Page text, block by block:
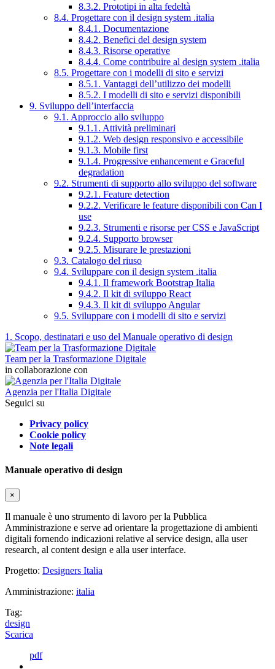
8.3.2. Prototipi in alta fedeltà
8.4. Progettare con il design system .italia
8.4.1. Documentazione
8.4.2. Benefici del design system
8.4.3. Risorse operative
8.4.4. Come contribuire al design system .italia
8.5. Progettare con i modelli di sito e servizi
8.5.1. Vantaggi dell’utilizzo dei modelli
8.5.2. I modelli di sito e servizi disponibili
9. Sviluppo dell’interfaccia
9.1. Approccio allo sviluppo
9.1.1. Attività preliminari
9.1.2. Web design responsivo e accessibile
9.1.3. Mobile first
9.1.4. Progressive enhancement e Graceful
degradation
9.2. Strumenti di supporto allo sviluppo del software
9.2.1. Feature detection
9.2.2. Verificare le feature disponibili con Can I
use
9.2.3. Strumenti e risorse per CSS e JavaScript
9.2.4. Supporto browser
9.2.5. Misurare le prestazioni
9.3. Catalogo del riuso
9.4. Sviluppare con il design system .italia
9.4.1. Il framework Bootstrap Italia
9.4.2. Il kit di sviluppo React
9.4.3. Il kit di sviluppo Angular
9.5. Sviluppare con i modelli di sito e servizi
1. Scopo, destinatari e uso del Manuale operativo di design
Team per la Trasformazione Digitale
in collaborazione con
Agenzia per l'Italia Digitale
Seguici su
Privacy policy
Cookie policy
Note legali
Manuale operativo di design
×
Il manuale è uno strumento di lavoro per la Pubblica
Amministrazione e serve ad orientare la progettazione di ambienti
digitali fornendo indicazioni relative al service design, alla user
research, al content design e alla user interface.
Progetto: Designers Italia
Amministrazione: italia
Tag:
design
Scarica
pdf